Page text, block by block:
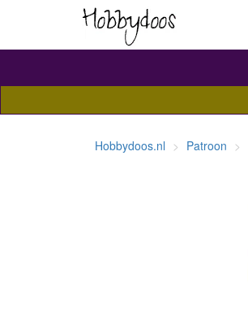
Hobbydoos.nl Patroon